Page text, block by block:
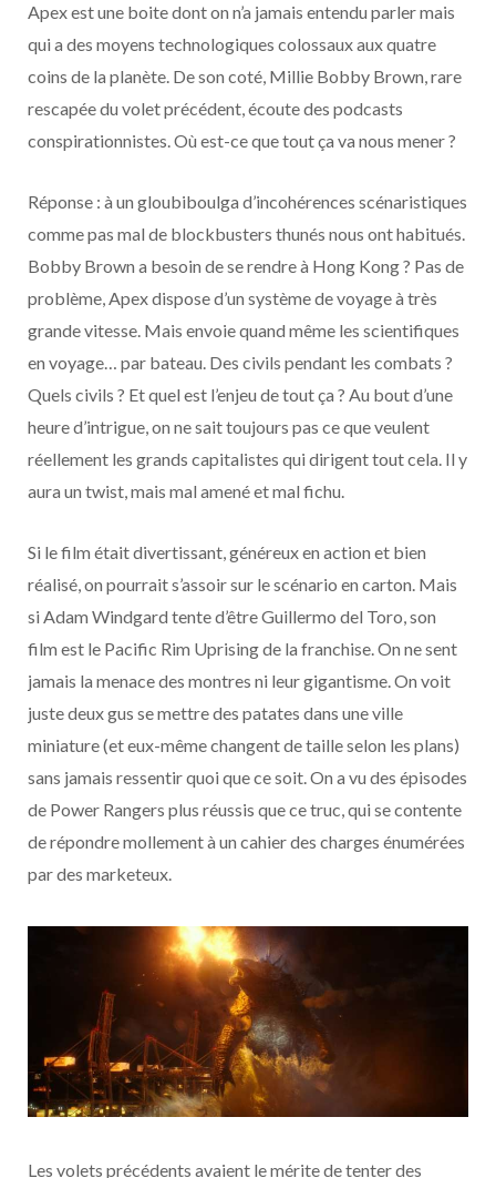
Apex est une boite dont on n’a jamais entendu parler mais
qui a des moyens technologiques colossaux aux quatre
coins de la planète. De son coté, Millie Bobby Brown, rare
rescapée du volet précédent, écoute des podcasts
conspirationnistes. Où est-ce que tout ça va nous mener ?
Réponse : à un gloubiboulga d’incohérences scénaristiques
comme pas mal de blockbusters thunés nous ont habitués.
Bobby Brown a besoin de se rendre à Hong Kong ? Pas de
problème, Apex dispose d’un système de voyage à très
grande vitesse. Mais envoie quand même les scientifiques
en voyage… par bateau. Des civils pendant les combats ?
Quels civils ? Et quel est l’enjeu de tout ça ? Au bout d’une
heure d’intrigue, on ne sait toujours pas ce que veulent
réellement les grands capitalistes qui dirigent tout cela. Il y
aura un twist, mais mal amené et mal fichu.
Si le film était divertissant, généreux en action et bien
réalisé, on pourrait s’assoir sur le scénario en carton. Mais
si Adam Windgard tente d’être Guillermo del Toro, son
film est le Pacific Rim Uprising de la franchise. On ne sent
jamais la menace des montres ni leur gigantisme. On voit
juste deux gus se mettre des patates dans une ville
miniature (et eux-même changent de taille selon les plans)
sans jamais ressentir quoi que ce soit. On a vu des épisodes
de Power Rangers plus réussis que ce truc, qui se contente
de répondre mollement à un cahier des charges énumérées
par des marketeux.
Les volets précédents avaient le mérite de tenter des